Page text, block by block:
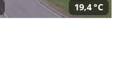
19,4 °C